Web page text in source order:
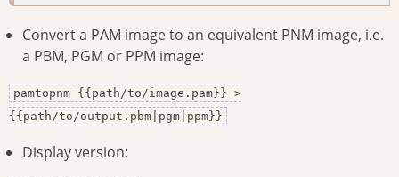
Convert a PAM image to an equivalent PNM image, i.e.
a PBM, PGM or PPM image:
pamtopnm {{path/to/image.pam}} >
{{path/to/output.pbm|pgm|ppm}}
Display version: